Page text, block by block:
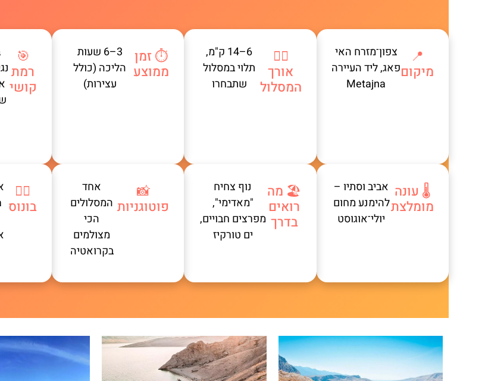
📍
מיקום
צפון־מזרח האי
פאג, ליד העיירה
Metajna
🚶‍♂️
אורך
המסלול
6–14 ק"מ,
תלוי במסלול
שתבחרו
⏱️ זמן
ממוצע
3–6 שעות
הליכה (כולל
עצירות)
🎯
רמת
קושי
🌡️ עונה
מומלצת
אביב וסתיו –
להימנע מחום
יולי־אוגוסט
🏖️ מה
רואים
בדרך
נוף צחיח
"מאדימי",
מפרצים חבויים,
ים טורקיז
📸
פוטוגניות
אחד
המסלולים
הכי
מצולמים
בקרואטיה
🧗‍♂️
בונוס